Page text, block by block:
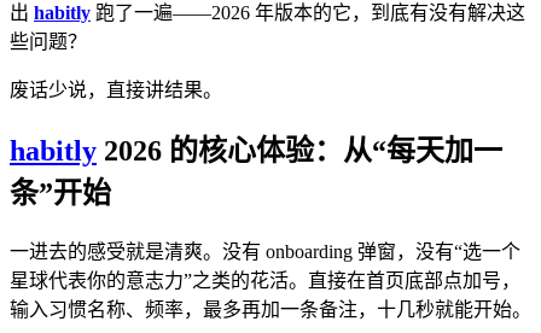
出 habitly 跑了一遍——2026 年版本的它，到底有没有解决这
些问题？
废话少说，直接讲结果。
habitly 2026 的核心体验：从“每天加一
条”开始
一进去的感受就是清爽。没有 onboarding 弹窗，没有“选一个
星球代表你的意志力”之类的花活。直接在首页底部点加号，
输入习惯名称、频率，最多再加一条备注，十几秒就能开始。